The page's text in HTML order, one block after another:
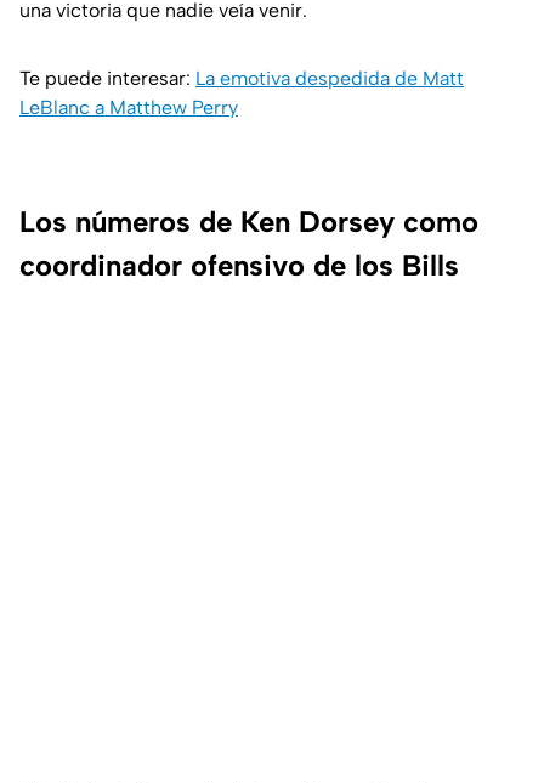
una victoria que nadie veía venir.
Te puede interesar: La emotiva despedida de Matt
LeBlanc a Matthew Perry
Los números de Ken Dorsey como
coordinador ofensivo de los Bills